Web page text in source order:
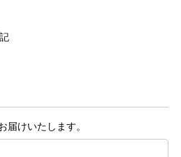
届けいたします。